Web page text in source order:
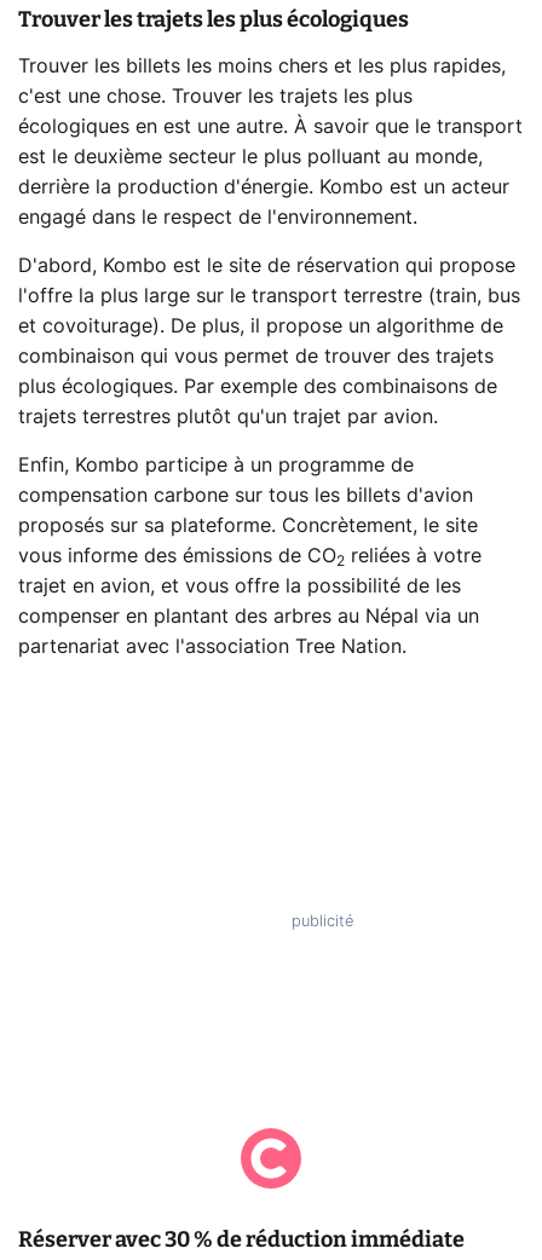
Trouver les trajets les plus écologiques
Trouver les billets les moins chers et les plus rapides,
c'est une chose. Trouver les trajets les plus
écologiques en est une autre. À savoir que le transport
est le deuxième secteur le plus polluant au monde,
derrière la production d'énergie. Kombo est un acteur
engagé dans le respect de l'environnement.
D'abord, Kombo est le site de réservation qui propose
l'offre la plus large sur le transport terrestre (train, bus
et covoiturage). De plus, il propose un algorithme de
combinaison qui vous permet de trouver des trajets
plus écologiques. Par exemple des combinaisons de
trajets terrestres plutôt qu'un trajet par avion.
Enfin, Kombo participe à un programme de
compensation carbone sur tous les billets d'avion
proposés sur sa plateforme. Concrètement, le site
vous informe des émissions de CO2 reliées à votre
trajet en avion, et vous offre la possibilité de les
compenser en plantant des arbres au Népal via un
partenariat avec l'association Tree Nation.
Réserver avec 30 % de réduction immédiate